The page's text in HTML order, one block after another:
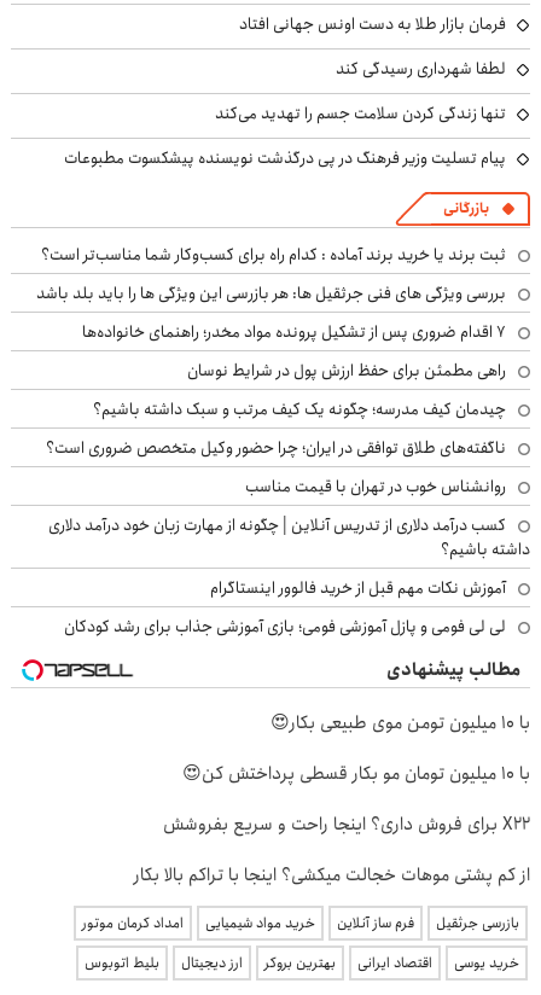
فرمان بازار طلا به دست اونس جهانی افتاد
لطفا شهرداری رسیدگی کند
تنها زندگی کردن سلامت جسم را تهدید می‌کند
پیام تسلیت وزیر فرهنگ در پی درگذشت نویسنده پیشکسوت مطبوعات
بازرگانی
ثبت برند یا خرید برند آماده : کدام راه برای کسب‌وکار شما مناسب‌تر است؟
بررسی ویژگی های فنی جرثقیل ها: هر بازرسی این ویژگی ها را باید بلد باشد
۷ اقدام ضروری پس از تشکیل پرونده مواد مخدر؛ راهنمای خانواده‌ها
راهی مطمئن برای حفظ ارزش پول در شرایط نوسان
چیدمان کیف مدرسه؛ چگونه یک کیف مرتب و سبک داشته باشیم؟
ناگفته‌های طلاق توافقی در ایران؛ چرا حضور وکیل متخصص ضروری است؟
روانشناس خوب در تهران با قیمت مناسب
کسب درآمد دلاری از تدریس آنلاین | چگونه از مهارت زبان خود درآمد دلاری
داشته باشیم؟
آموزش نکات مهم قبل از خرید فالوور اینستاگرام
لی لی فومی و پازل آموزشی فومی؛ بازی آموزشی جذاب برای رشد کودکان
مطالب پیشنهادی
با 10 میلیون تومن موی طبیعی بکار😍
با 10 میلیون تومان مو بکار قسطی پرداختش کن😍
X22 برای فروش داری؟ اینجا راحت و سریع بفروشش
از کم پشتی موهات خجالت میکشی؟ اینجا با تراکم بالا بکار
بازرسی جرثقیل فرم ساز آنلاین خرید مواد شیمیایی
امداد کرمان موتور
خرید یوسی
اقتصاد ایرانی بهترین بروکر ارز دیجیتال بلیط اتوبوس